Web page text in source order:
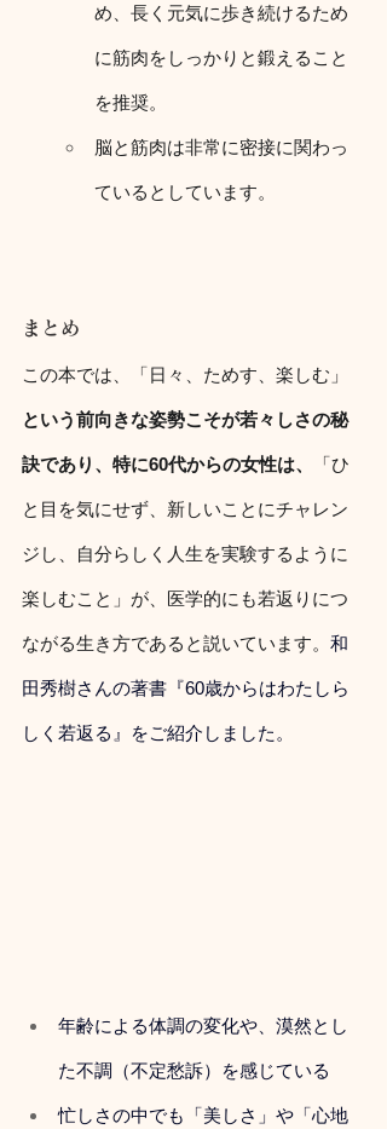
め、長く元気に歩き続けるため
に筋肉をしっかりと鍛えること
を推奨。
脳と筋肉は非常に密接に関わっ
ているとしています。
まとめ
この本では、「日々、ためす、楽しむ」
という前向きな姿勢こそが若々しさの秘
訣であり、特に60代からの女性は、 「ひ
と目を気にせず、新しいことにチャレン
ジし、自分らしく人生を実験するように
楽しむこと」が、医学的にも若返りにつ
ながる生き方であると説いています。 和
田秀樹さんの著書『60歳からはわたしら
しく若返る』をご紹介しました。
年齢による体調の変化や、漠然とし
た不調（不定愁訴）を感じている
忙しさの中でも「美しさ」や「心地